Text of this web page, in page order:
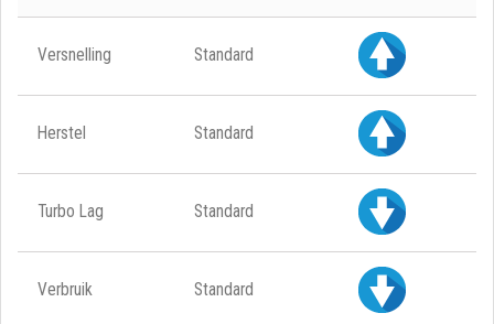
Versnelling Standard
Herstel Standard
Turbo Lag Standard
Verbruik Standard